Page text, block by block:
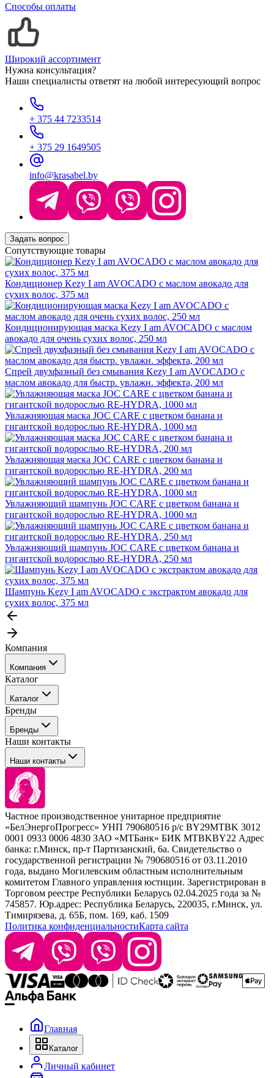
Способы оплаты
Широкий ассортимент
Нужна консультация?
Наши специалисты ответят на любой интересующий вопрос
+ 375 44 7233514
+ 375 29 1649505
info@krasabel.by
Задать вопрос
Сопутствующие товары
Кондиционер Kezy I am AVOCADO с маслом авокадо для
сухих волос, 375 мл
Кондиционирующая маска Kezy I am AVOCADO с маслом
авокадо для очень сухих волос, 250 мл
Спрей двухфазный без смывания Kezy I am AVOCADO с
маслом авокадо для быстр. увлажн. эффекта, 200 мл
Увлажняющая маска JOC CARE с цветком банана и
гигантской водорослью RE-HYDRA, 1000 мл
Увлажняющая маска JOC CARE с цветком банана и
гигантской водорослью RE-HYDRA, 200 мл
Увлажняющий шампунь JOC CARE с цветком банана и
гигантской водорослью RE-HYDRA, 1000 мл
Увлажняющий шампунь JOC CARE с цветком банана и
гигантской водорослью RE-HYDRA, 250 мл
Шампунь Kezy I am AVOCADO с экстрактом авокадо для
сухих волос, 375 мл
Компания
Компания
События
Покупателю
Каталог
Каталог
Профессиональные средства для окрашивания волос
Сервисные средства
Уход
Стайлинг
Брови и ресницы
Барберинг
Наборы
Расходные материалы
Бренды
Бренды
Tefia
Concept
Kezy
Barex
Sim Sensitive
Kebren
Selective Professional
White Line
Наши контакты
Наши контакты
+ 375 44 7233514
+ 375 29 1649505
info@krasabel.by
Офис: г. Минск, ул. Тимирязева 65Б, офис 1509
Склад: г. Минск, ул. Домбровская, 15
Время работы: пн–чт 9:00–17:30, пт 9:00–17:00
Частное производственное унитарное предприятие
«БелЭнергоПрогресс» УНП 790680516 р/с BY29MTBK 3012
0001 0933 0006 4830 ЗАО «МТБанк» БИК MTBKBY22 Адрес
банка: г.Минск, пр-т Партизанский, 6а. Свидетельство о
государственной регистрации № 790680516 от 03.11.2010
года, выдано Могилевским областным исполнительным
комитетом Главного управления юстиции. Зарегистрирован в
Торговом реестре Республики Беларусь 02.04.2025 года за №
745857. Юр.адрес: Республика Беларусь, 220035, г.Минск, ул.
Тимирязева, д. 65Б, пом. 169, каб. 1509
Политика конфиденциальностиКарта сайта
Главная
Каталог
Личный кабинет